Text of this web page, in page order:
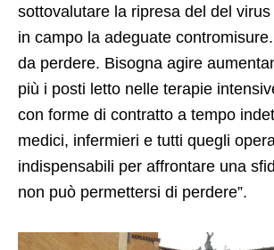
sottovalutare la ripresa del del
in campo la adeguate
da perdere. Bisogna agire
più i posti letto nelle terapie
con forme di contratto a tempo
medici, infermieri e tutti quegli
indispensabili per affrontare una
non può permettersi di perdere”.